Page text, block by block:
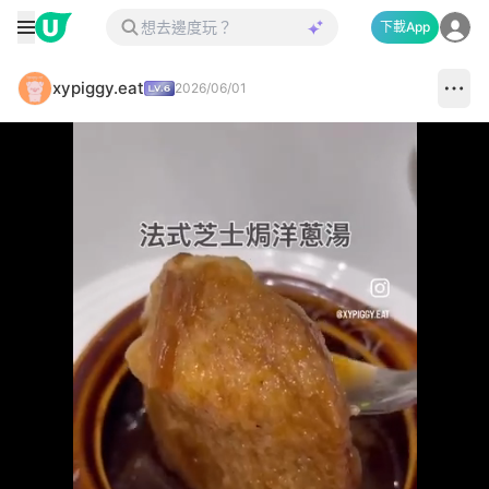
下載App
xypiggy.eat 2026/06/01